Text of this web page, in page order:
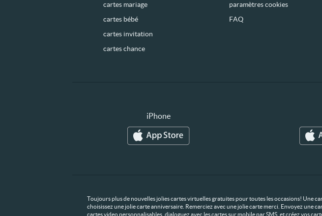
cartes mariage
cartes bébé
cartes invitation
cartes chance
paramètres cookies
FAQ
iPhone
Toujours plus de nouvelles jolies cartes virtuelles gratuites pour toutes les occasions! Une
choisissez une jolie carte anniversaire. Remerciez avec une jolie carte merci. Envoyez une
cartes video personnalisables, dialoguez avec les cartes sur mobile par SMS, et créez vos